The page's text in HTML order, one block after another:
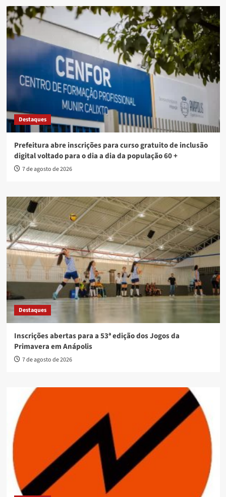
Destaques
Prefeitura abre inscrições para curso gratuito de inclusão
digital voltado para o dia a dia da população 60 +
7 de agosto de 2026
Destaques
Inscrições abertas para a 53ª edição dos Jogos da
Primavera em Anápolis
7 de agosto de 2026